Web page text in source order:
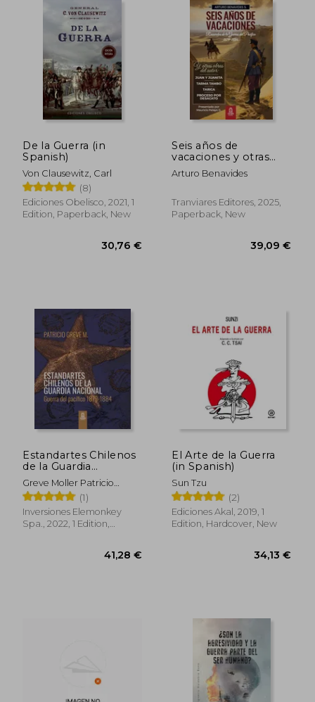
De la Guerra (in
Spanish)
Von Clausewitz, Carl
(8)
Ediciones Obelisco, 2021, 1
Edition, Paperback, New
30,76 €
Seis años de
vacaciones y otras
obras de Arturo
Benavides (in
Arturo Benavides
Tranviares Editores, 2025,
Paperback, New
Estandartes Chilenos
de la Guardia
Nacional. Guerra del
Pacífico 1879-1884.
FULL COLOR. (in
Spanish)
Greve Moller Patricio
Roberto
(1)
Inversiones Elemonkey
Spa., 2022, 1 Edition,
El Arte de la Guerra
(in Spanish)
Sun Tzu
(2)
Ediciones Akal, 2019, 1
Edition, Hardcover, New